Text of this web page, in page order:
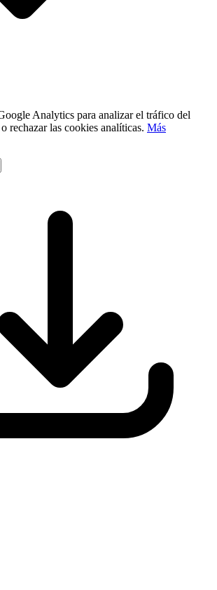
Analytics para analizar el tráfico del
rechazar las cookies analíticas. Más